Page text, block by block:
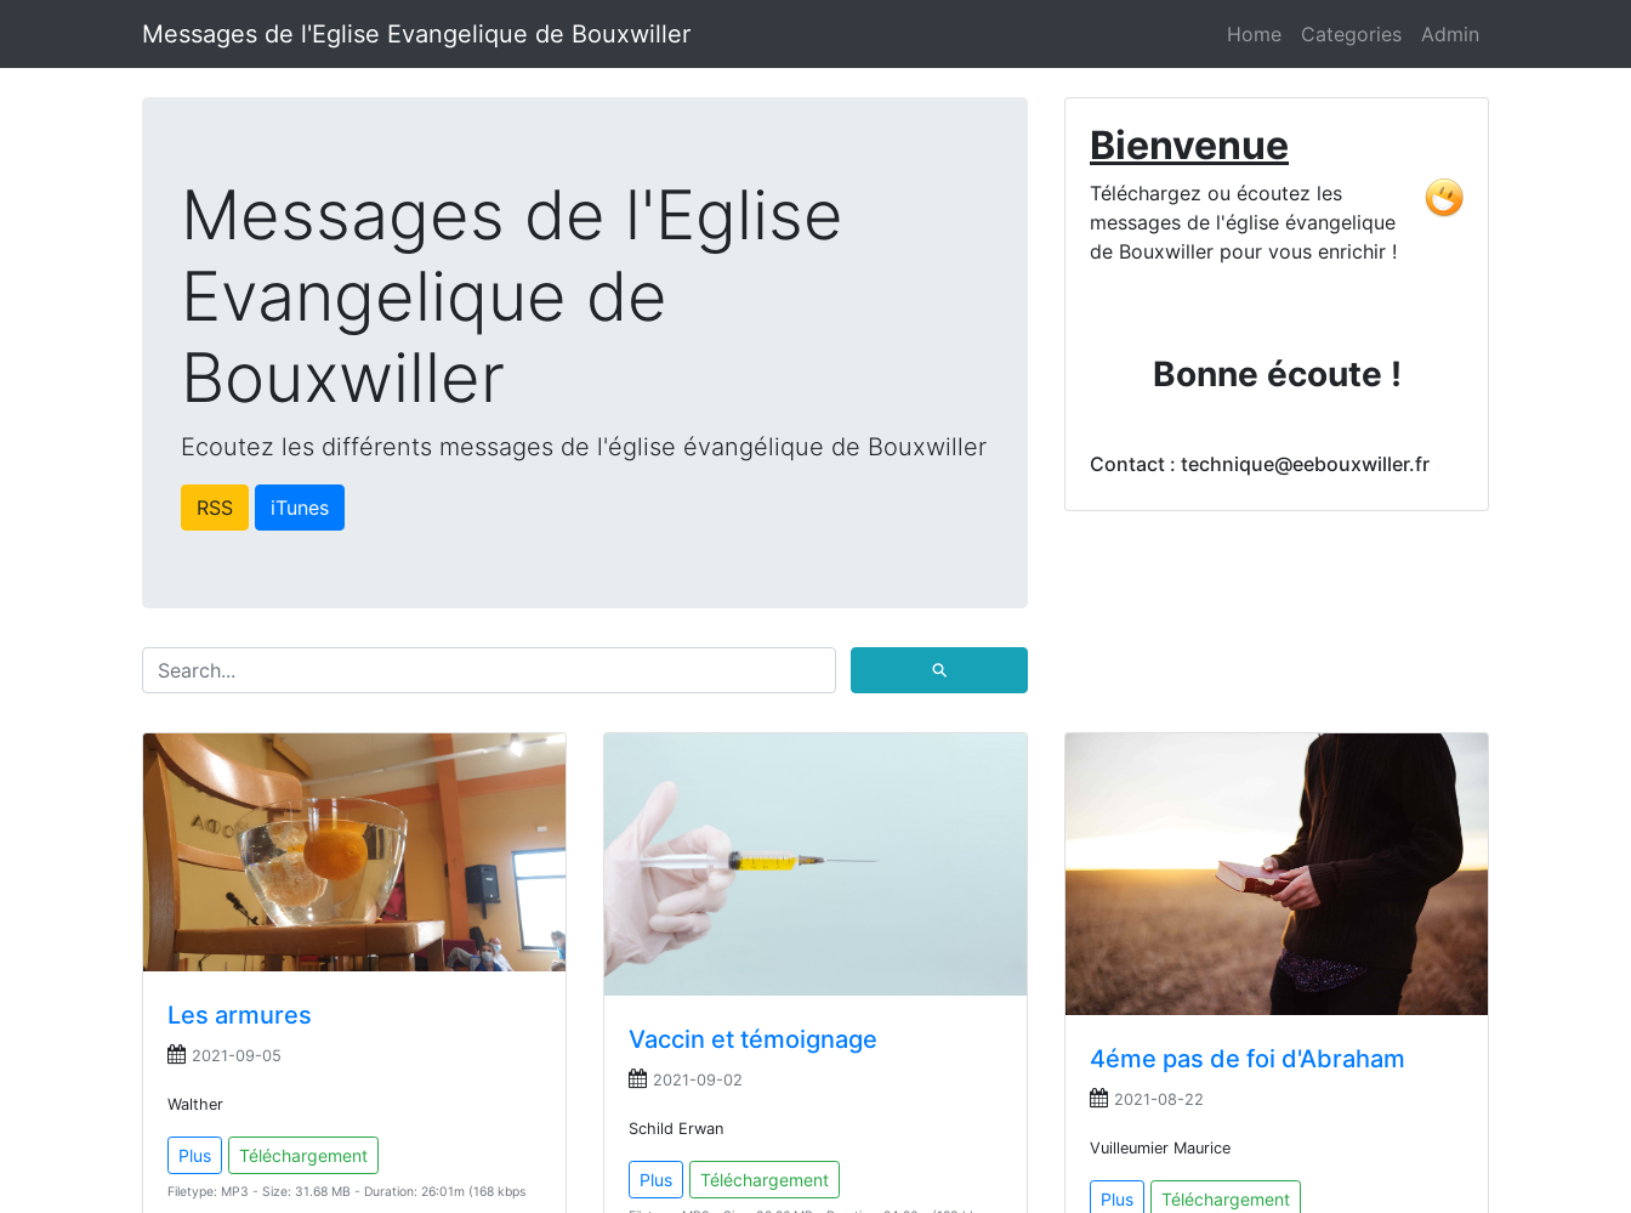
Messages de l'Eglise Evangelique de Bouxwiller Home Categories Admin
Messages de l'Eglise
Evangelique de
Bouxwiller
Ecoutez les différents messages de l'église évangélique de Bouxwiller
RSS iTunes
⚲
Bienvenue
Téléchargez ou écoutez les
messages de l'église évangelique
de Bouxwiller pour vous enrichir !
Bonne écoute !
Contact : technique@eebouxwiller.fr
Les armures
2021-09-05
Walther
Plus Téléchargement
Filetype: MP3 - Size: 31.68 MB - Duration: 26:01m (168 kbps
Vaccin et témoignage
2021-09-02
Schild Erwan
Plus Téléchargement
4éme pas de foi d'Abraham
2021-08-22
Vuilleumier Maurice
Plus Téléchargement